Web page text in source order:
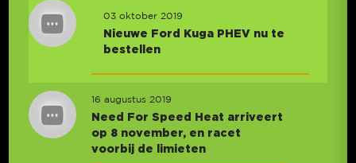
03 oktober 2019
Nieuwe Ford Kuga PHEV nu te
bestellen
16 augustus 2019
Need For Speed Heat arriveert
op 8 november, en racet
voorbij de limieten